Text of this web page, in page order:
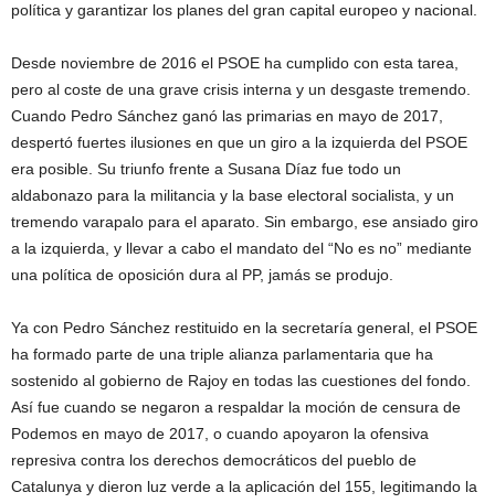
política y garantizar los planes del gran capital europeo y nacional.
Desde noviembre de 2016 el PSOE ha cumplido con esta tarea,
pero al coste de una grave crisis interna y un desgaste tremendo.
Cuando Pedro Sánchez ganó las primarias en mayo de 2017,
despertó fuertes ilusiones en que un giro a la izquierda del PSOE
era posible. Su triunfo frente a Susana Díaz fue todo un
aldabonazo para la militancia y la base electoral socialista, y un
tremendo varapalo para el aparato. Sin embargo, ese ansiado giro
a la izquierda, y llevar a cabo el mandato del “No es no” mediante
una política de oposición dura al PP, jamás se produjo.
Ya con Pedro Sánchez restituido en la secretaría general, el PSOE
ha formado parte de una triple alianza parlamentaria que ha
sostenido al gobierno de Rajoy en todas las cuestiones del fondo.
Así fue cuando se negaron a respaldar la moción de censura de
Podemos en mayo de 2017, o cuando apoyaron la ofensiva
represiva contra los derechos democráticos del pueblo de
Catalunya y dieron luz verde a la aplicación del 155, legitimando la